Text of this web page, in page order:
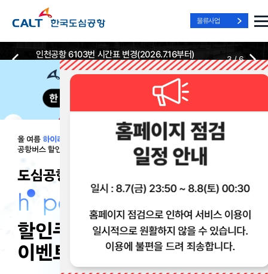
물류사업
Best Way, Fast Way
to the Airport
Best Way, Fast Way
to the Airport
Best Way, Fast Way
to the Airport
인천공항 6103번 시간표 변경(2026.7.16부터)
2026-07-13 2026-07-13
3/6
실시간
위치안내
리무진 노선
및 시간표
리무진
예매
리무진
이용 혜택